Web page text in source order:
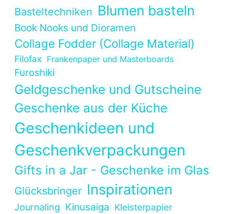
Basteltechniken Blumen basteln
Book Nooks und Dioramen
Collage Fodder (Collage Material)
Filofax Frankenpaper und Masterboards
Furoshiki
Geldgeschenke und Gutscheine
Geschenke aus der Küche
Geschenkideen und
Geschenkverpackungen
Gifts in a Jar - Geschenke im Glas
Glücksbringer Inspirationen
Journaling Kinusaiga Kleisterpapier